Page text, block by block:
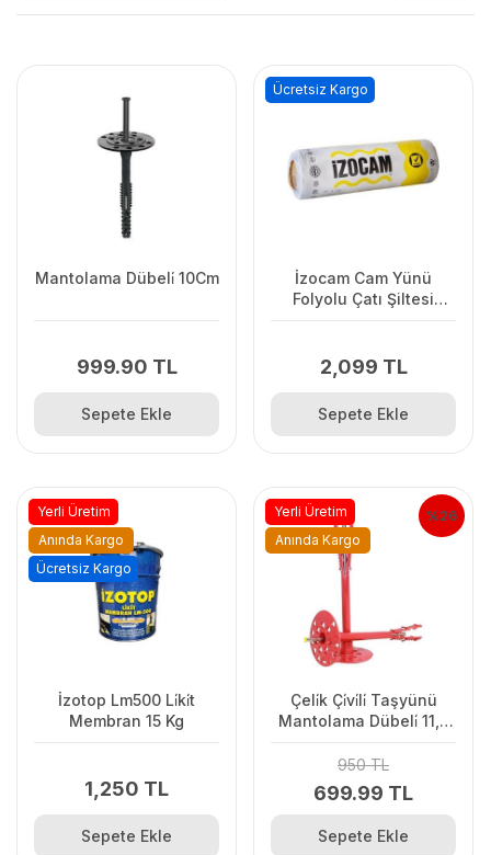
Mantolama Dübeli̇ 10Cm
999.90 TL
Sepete Ekle
İzocam Cam Yünü
Folyolu Çatı Şiltesi
2,099 TL
Ücretsiz Kargo
Sepete Ekle
İzotop Lm500 Li̇ki̇t
Membran 15 Kg
1,250 TL
Yerli Üretim
Anında Kargo
Ücretsiz Kargo
Sepete Ekle
%26
Çeli̇k Çi̇vi̇li̇ Taşyünü
Mantolama Dübeli̇ 11,5
950 TL
699.99 TL
Yerli Üretim
Anında Kargo
Sepete Ekle